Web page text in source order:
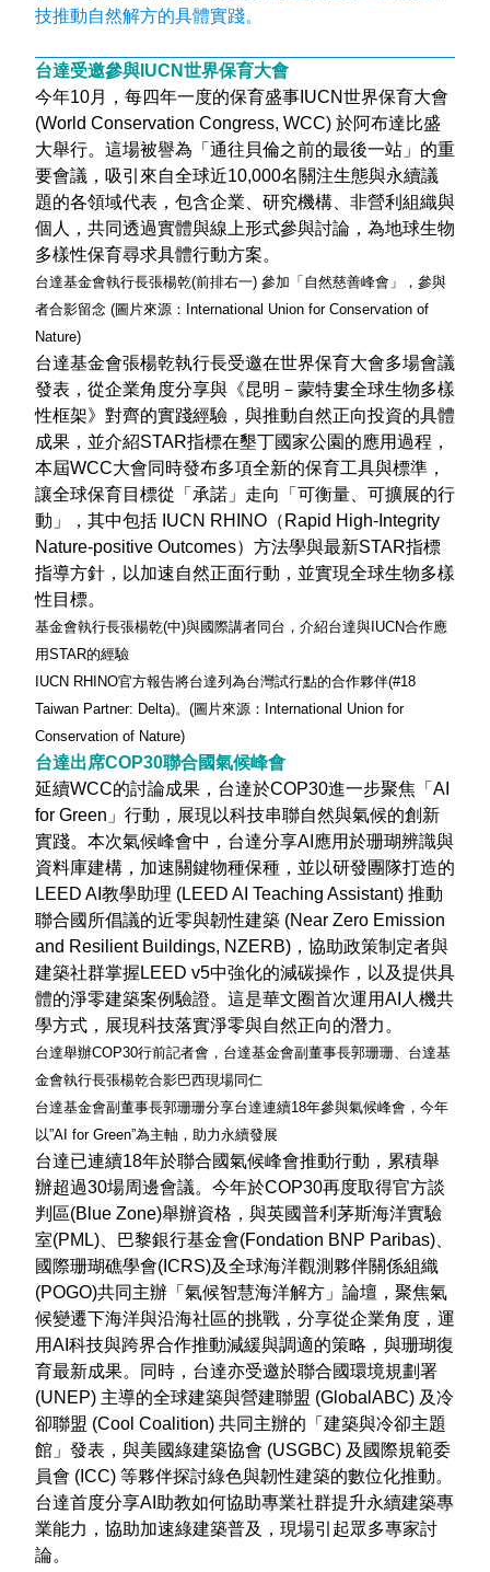
技推動自然解方的具體實踐。
台達受邀參與IUCN世界保育大會
今年10月，每四年一度的保育盛事IUCN世界保育大會
(World Conservation Congress, WCC) 於阿布達比盛
大舉行。這場被譽為「通往貝倫之前的最後一站」的重
要會議，吸引來自全球近10,000名關注生態與永續議
題的各領域代表，包含企業、研究機構、非營利組織與
個人，共同透過實體與線上形式參與討論，為地球生物
多樣性保育尋求具體行動方案。
台達基金會執行長張楊乾(前排右一) 參加「自然慈善峰會」，參與
者合影留念 (圖片來源：International Union for Conservation of
Nature)
台達基金會張楊乾執行長受邀在世界保育大會多場會議
發表，從企業角度分享與《昆明－蒙特婁全球生物多樣
性框架》對齊的實踐經驗，與推動自然正向投資的具體
成果，並介紹STAR指標在墾丁國家公園的應用過程，
本屆WCC大會同時發布多項全新的保育工具與標準，
讓全球保育目標從「承諾」走向「可衡量、可擴展的行
動」，其中包括 IUCN RHINO（Rapid High-Integrity
Nature-positive Outcomes）方法學與最新STAR指標
指導方針，以加速自然正面行動，並實現全球生物多樣
性目標。
基金會執行長張楊乾(中)與國際講者同台，介紹台達與IUCN合作應
用STAR的經驗
IUCN RHINO官方報告將台達列為台灣試行點的合作夥伴(#18
Taiwan Partner: Delta)。(圖片來源：International Union for
Conservation of Nature)
台達出席COP30聯合國氣候峰會
延續WCC的討論成果，台達於COP30進一步聚焦「AI
for Green」行動，展現以科技串聯自然與氣候的創新
實踐。本次氣候峰會中，台達分享AI應用於珊瑚辨識與
資料庫建構，加速關鍵物種保種，並以研發團隊打造的
LEED AI教學助理 (LEED AI Teaching Assistant) 推動
聯合國所倡議的近零與韌性建築 (Near Zero Emission
and Resilient Buildings, NZERB)，協助政策制定者與
建築社群掌握LEED v5中強化的減碳操作，以及提供具
體的淨零建築案例驗證。這是華文圈首次運用AI人機共
學方式，展現科技落實淨零與自然正向的潛力。
台達舉辦COP30行前記者會，台達基金會副董事長郭珊珊、台達基
金會執行長張楊乾合影巴西現場同仁
台達基金會副董事長郭珊珊分享台達連續18年參與氣候峰會，今年
以”AI for Green”為主軸，助力永續發展
台達已連續18年於聯合國氣候峰會推動行動，累積舉
辦超過30場周邊會議。今年於COP30再度取得官方談
判區(Blue Zone)舉辦資格，與英國普利茅斯海洋實驗
室(PML)、巴黎銀行基金會(Fondation BNP Paribas)、
國際珊瑚礁學會(ICRS)及全球海洋觀測夥伴關係組織
(POGO)共同主辦「氣候智慧海洋解方」論壇，聚焦氣
候變遷下海洋與沿海社區的挑戰，分享從企業角度，運
用AI科技與跨界合作推動減緩與調適的策略，與珊瑚復
育最新成果。同時，台達亦受邀於聯合國環境規劃署
(UNEP) 主導的全球建築與營建聯盟 (GlobalABC) 及冷
卻聯盟 (Cool Coalition) 共同主辦的「建築與冷卻主題
館」發表，與美國綠建築協會 (USGBC) 及國際規範委
員會 (ICC) 等夥伴探討綠色與韌性建築的數位化推動。
台達首度分享AI助教如何協助專業社群提升永續建築專
業能力，協助加速綠建築普及，現場引起眾多專家討
論。